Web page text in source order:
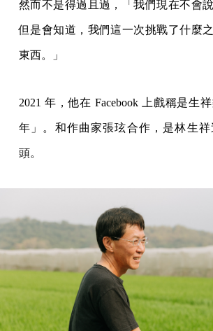
然而不是得過且過，「我們現在不會
但是會知道，我們這一次挑戰了什麼
東西。」
2021 年，他在 Facebook 上戲稱是生
年」。和作曲家張玹合作，是林生
頭。